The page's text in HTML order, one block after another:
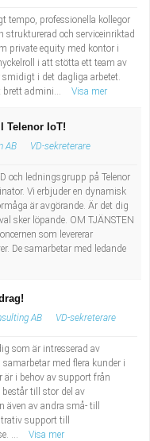
tempo, professionella kollegor
strukturerad och serviceinriktad
private equity med kontor i
i att stötta ett team av
i det dagliga arbetet.
admini...
Visa mer
Telenor IoT!
AB VD-sekreterare
och ledningsgrupp på Telenor
Vi erbjuder en dynamisk
är avgörande. Är det dig
sker löpande. OM TJÄNSTEN
som levererar
De samarbetar med ledande
AB VD-sekreterare
som är intresserad av
med flera kunder i
är i behov av support från
till stor del av
även av andra små- till
support till
...
Visa mer